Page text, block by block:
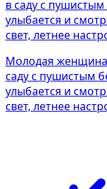
Молодая женщина
саду с пушистым
улыбается и
свет, летнее